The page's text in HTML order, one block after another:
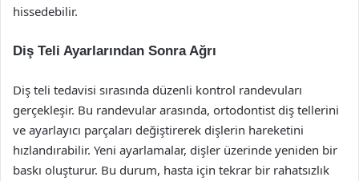
hissedebilir.
Diş Teli Ayarlarından Sonra Ağrı
Diş teli tedavisi sırasında düzenli kontrol randevuları
gerçekleşir. Bu randevular arasında, ortodontist diş tellerini
ve ayarlayıcı parçaları değiştirerek dişlerin hareketini
hızlandırabilir. Yeni ayarlamalar, dişler üzerinde yeniden bir
baskı oluşturur. Bu durum, hasta için tekrar bir rahatsızlık